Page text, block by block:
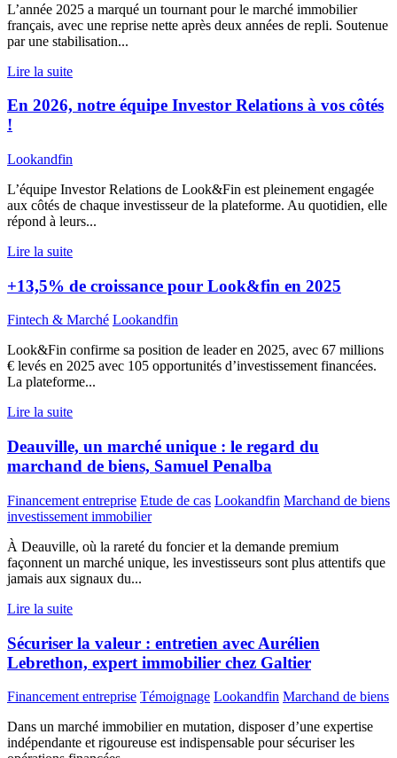
L’année 2025 a marqué un tournant pour le marché immobilier
français, avec une reprise nette après deux années de repli. Soutenue
par une stabilisation...
Lire la suite
En 2026, notre équipe Investor Relations à vos côtés
!
Lookandfin
L’équipe Investor Relations de Look&Fin est pleinement engagée
aux côtés de chaque investisseur de la plateforme. Au quotidien, elle
répond à leurs...
Lire la suite
+13,5% de croissance pour Look&fin en 2025
Fintech & Marché Lookandfin
Look&Fin confirme sa position de leader en 2025, avec 67 millions
€ levés en 2025 avec 105 opportunités d’investissement financées.
La plateforme...
Lire la suite
Deauville, un marché unique : le regard du
marchand de biens, Samuel Penalba
Financement entreprise Etude de cas Lookandfin Marchand de biens
investissement immobilier
À Deauville, où la rareté du foncier et la demande premium
façonnent un marché unique, les investisseurs sont plus attentifs que
jamais aux signaux du...
Lire la suite
Sécuriser la valeur : entretien avec Aurélien
Lebrethon, expert immobilier chez Galtier
Financement entreprise Témoignage Lookandfin Marchand de biens
Dans un marché immobilier en mutation, disposer d’une expertise
indépendante et rigoureuse est indispensable pour sécuriser les